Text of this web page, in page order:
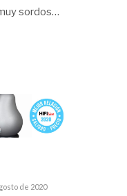
sordos…
de 2020